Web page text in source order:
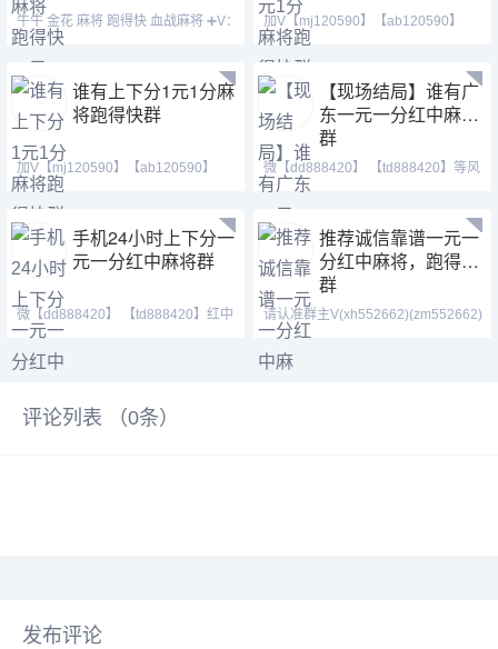
牛牛 金花 麻将 跑得快 血战麻将 ➕V：
加V【mj120590】【ab120590】
【hf420624】加不上微信
谁有上下分1元1分麻
将跑得快群
加V【mj120590】【ab120590】
【hf420624】血战换三张
【现场结局】谁有广
东一元一分红中麻将
群
微【dd888420】 【td888420】等风
也等你。喜欢打麻将
手机24小时上下分一
元一分红中麻将群
微【dd888420】 【td888420】红中
麻将群、跑得快群。
推荐诚信靠谱一元一
分红中麻将，跑得快
群
请认准群主V(xh552662)(zm552662)
【1438079643】（一元
评论列表 （0条）
发布评论